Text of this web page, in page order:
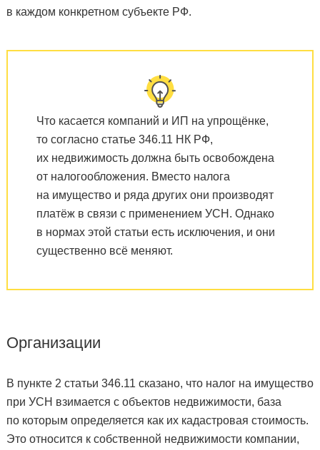
в каждом конкретном субъекте РФ.
Что касается компаний и ИП на упрощёнке,
то согласно статье 346.11 НК РФ,
их недвижимость должна быть освобождена
от налогообложения. Вместо налога
на имущество и ряда других они производят
платёж в связи с применением УСН. Однако
в нормах этой статьи есть исключения, и они
существенно всё меняют.
Организации
В пункте 2 статьи 346.11 сказано, что налог на имущество
при УСН взимается с объектов недвижимости, база
по которым определяется как их кадастровая стоимость.
Это относится к собственной недвижимости компании,